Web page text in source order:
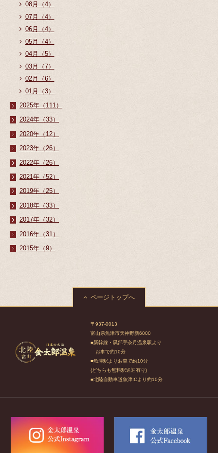
08月（4）
07月（4）
06月（4）
05月（4）
04月（5）
03月（7）
02月（6）
01月（3）
2025年（111）
2024年（33）
2020年（12）
2023年（26）
2022年（26）
2021年（52）
2019年（25）
2018年（33）
2017年（32）
2016年（31）
2015年（9）
ページトップへ
〒937-0013
富山県魚津市天神野新6000
■新幹線・黒部宇奈月温泉駅より
お車で約10分
■魚津駅よりお車で約10分
(どちらも無料駅送迎有り)
■北陸自動車道魚津ICより約10分